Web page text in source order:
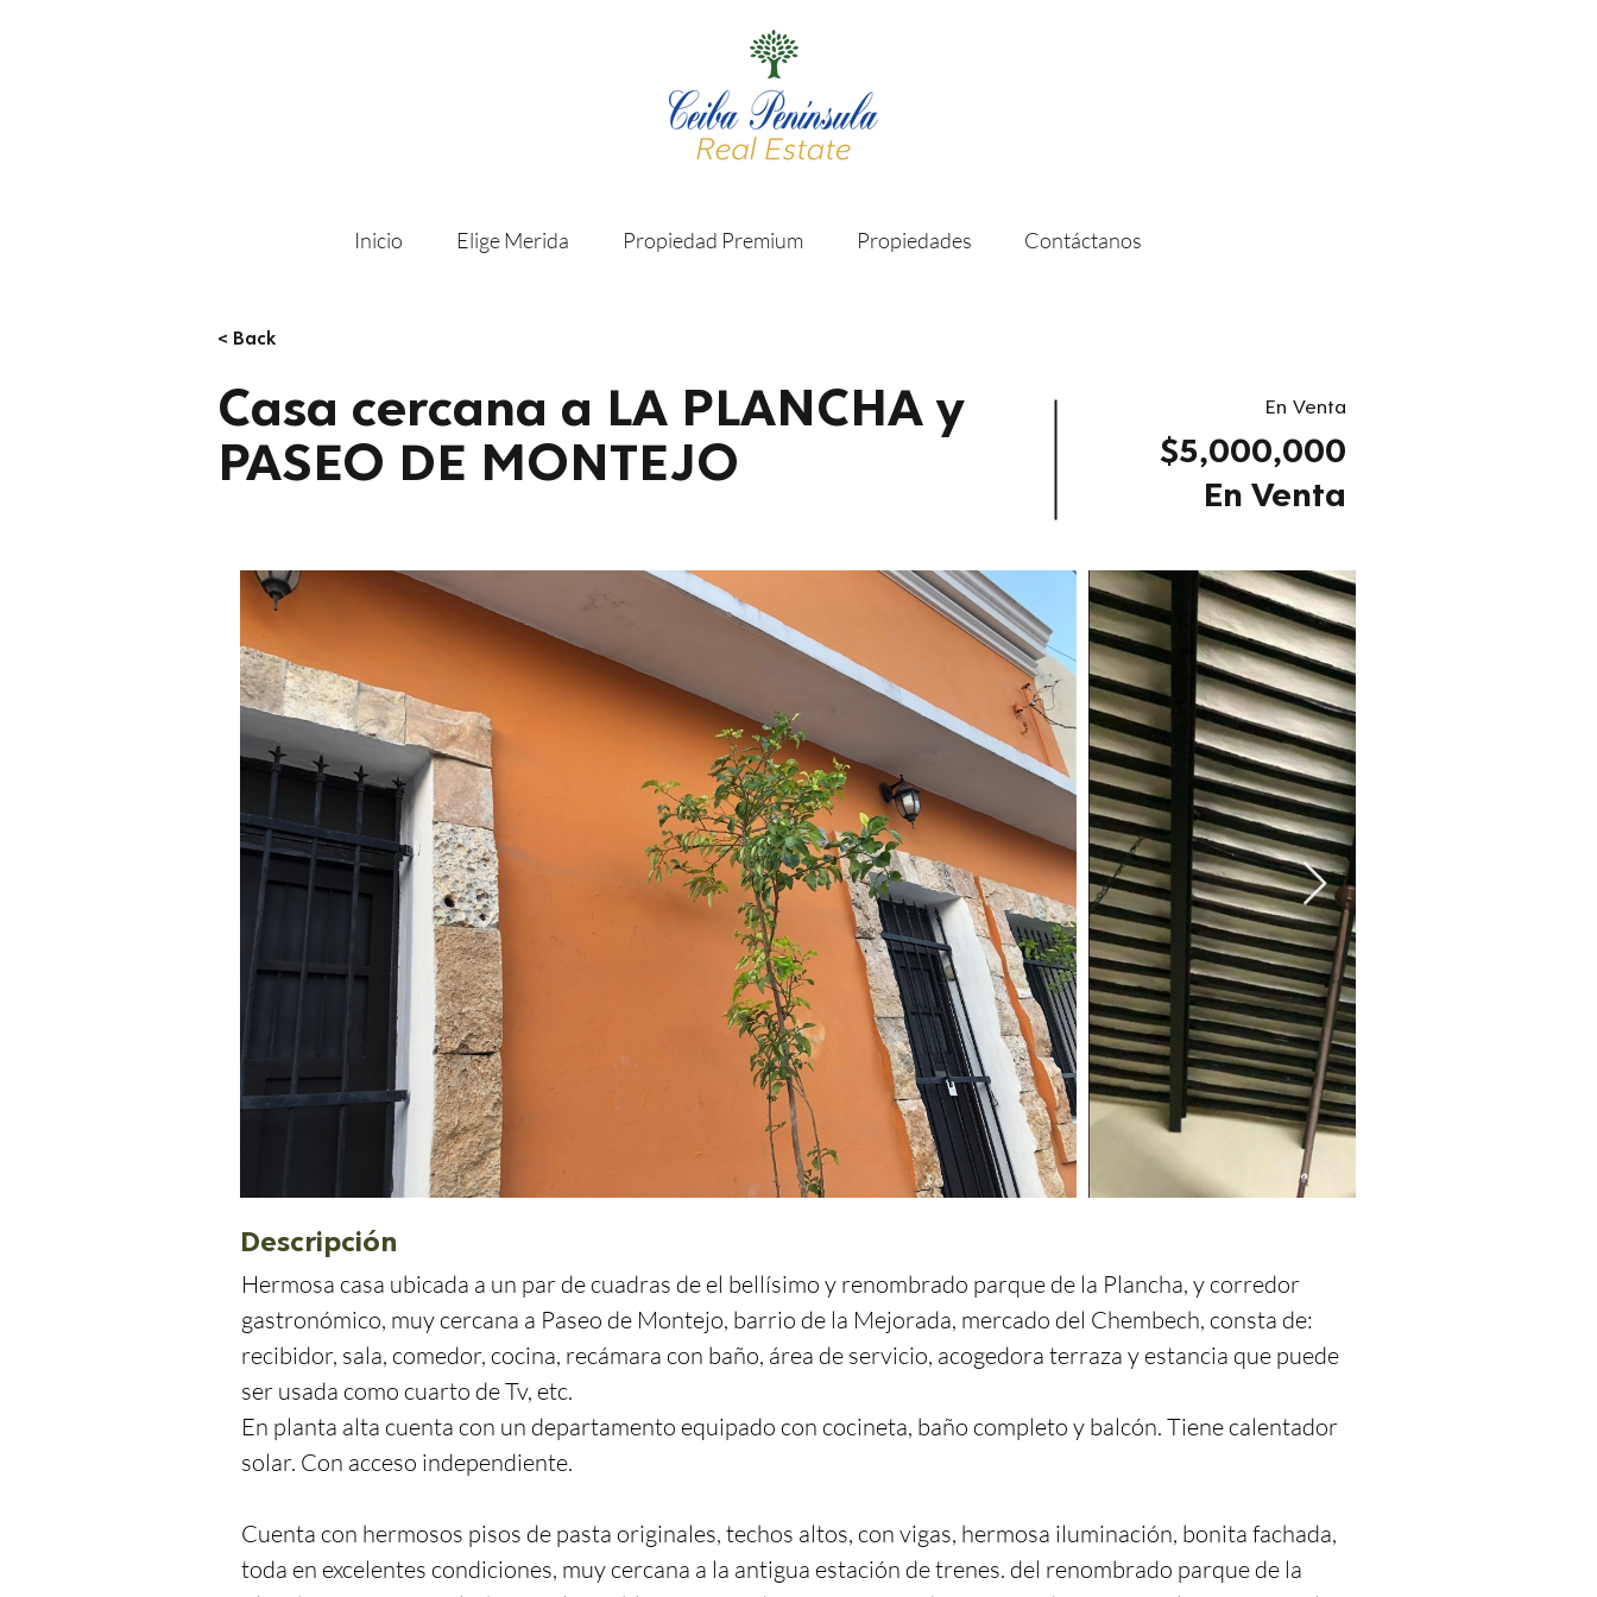
Inicio Elige Merida Propiedad Premium Propiedades Contáctanos
< Back
Casa cercana a LA PLANCHA y
PASEO DE MONTEJO
En Venta
$5,000,000
En Venta
Descripción
Hermosa casa ubicada a un par de cuadras de el bellísimo y renombrado parque de la Plancha, y corredor
gastronómico, muy cercana a Paseo de Montejo, barrio de la Mejorada, mercado del Chembech, consta de:
recibidor, sala, comedor, cocina, recámara con baño, área de servicio, acogedora terraza y estancia que puede
ser usada como cuarto de Tv, etc.
En planta alta cuenta con un departamento equipado con cocineta, baño completo y balcón. Tiene calentador
solar. Con acceso independiente.
Cuenta con hermosos pisos de pasta originales, techos altos, con vigas, hermosa iluminación, bonita fachada,
toda en excelentes condiciones, muy cercana a la antigua estación de trenes. del renombrado parque de la